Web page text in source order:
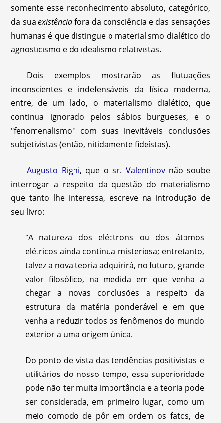
somente esse reconhecimento absoluto, categórico,
da suaexistência fora da consciência e das sensações
humanas é que distingue o materialismo dialético do
agnosticismo e do idealismo relativistas.
Dois exemplos mostrarão as flutuações
inconscientes e indefensáveis da física moderna,
entre, de um lado, o materialismo dialético, que
continua ignorado pelos sábios burgueses, e o
"fenomenalismo" com suas inevitáveis conclusões
subjetivistas (então, nitidamente fideístas).
Augusto Righi, que o sr. Valentinovnão soube
interrogar a respeito da questão do materialismo
que tanto lhe interessa, escreve na introdução de
seu livro:
"A natureza dos eléctrons ou dos átomos
elétricos ainda continua misteriosa; entretanto,
talvez a nova teoria adquirirá, no futuro, grande
valor filosófico, na medida em que venha a
chegar a novas conclusões a respeito da
estrutura da matéria ponderável e em que
venha a reduzir todos os fenômenos do mundo
exterior a uma origem única.
Do ponto de vista das tendências positivistas e
utilitários do nosso tempo, essa superioridade
pode não ter muita importância e a teoria pode
ser considerada, em primeiro lugar, como um
meio comodo de pôr em ordem os fatos, de